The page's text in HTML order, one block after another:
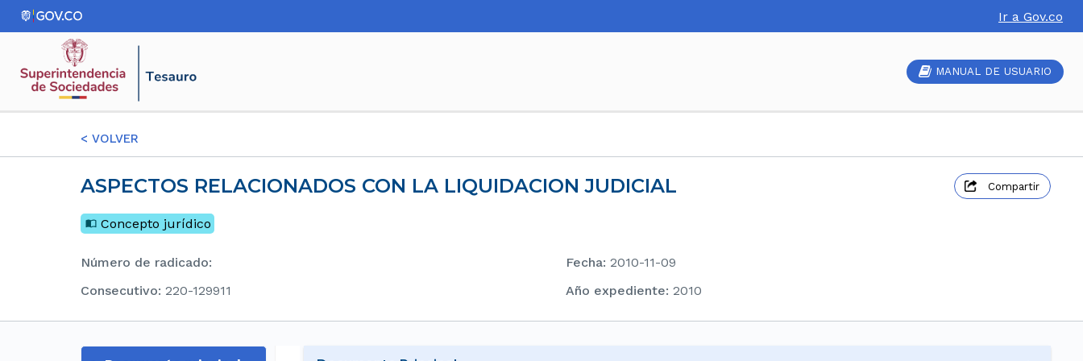
Ir a Gov.co
MANUAL DE USUARIO
< VOLVER
ASPECTOS RELACIONADOS CON LA LIQUIDACION JUDICIAL Compartir
Concepto jurídico
Número de radicado: Fecha: 2010-11-09
consecutivo: 220-129911 Año expediente: 2010